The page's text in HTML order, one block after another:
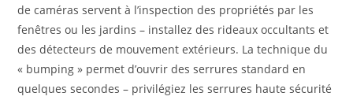
de caméras servent à l’inspection des propriétés par les
fenêtres ou les jardins – installez des rideaux occultants et
des détecteurs de mouvement extérieurs. La technique du
« bumping » permet d’ouvrir des serrures standard en
quelques secondes – privilégiez les serrures haute sécurité